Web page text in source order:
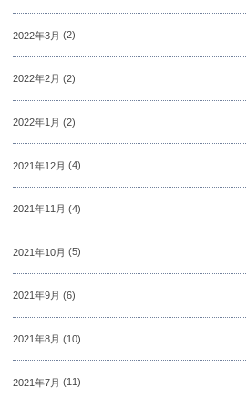
2022年3月 (2)
2022年2月 (2)
2022年1月 (2)
2021年12月 (4)
2021年11月 (4)
2021年10月 (5)
2021年9月 (6)
2021年8月 (10)
2021年7月 (11)